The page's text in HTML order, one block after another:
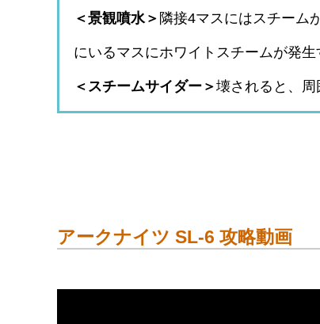
＜景観噴水＞ 隣接4マスにはスチーム
にいるマスにホワイトスチームが発生
＜スチームサイダー＞壊されると、
アークナイツ SL-6 攻略動画